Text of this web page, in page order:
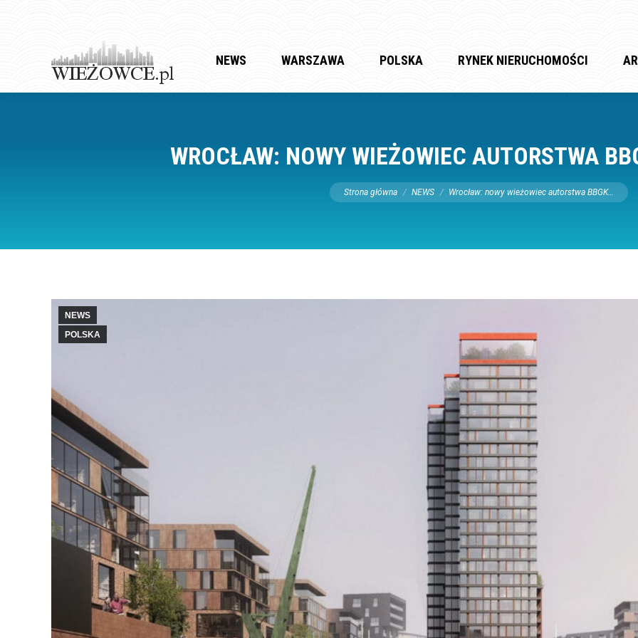
NEWS WARSZAWA POLSKA RYNEK NIERUCHOMOŚCI
WROCŁAW: NOWY WIEŻOWIEC AUTORSTWA
Jesteś tutaj:
Strona główna NEWS Wrocław: nowy wieżowiec autorstwa BBGK…
NEWS
POLSKA